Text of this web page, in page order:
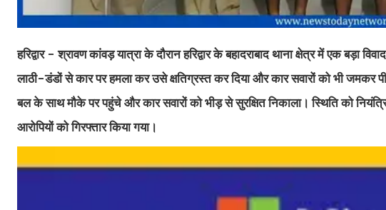
हरिद्वार - श्रावण कांवड़ यात्रा के दौरान हरिद्वार के बहादराबाद थाना क्षेत्र में एक
लाठी-डंडों से कार पर हमला कर उसे क्षतिग्रस्त कर दिया और कार सवारों को भी जमकर
बल के साथ मौके पर पहुंचे और कार सवारों को भीड़ से सुरक्षित निकाला। स्थिति को
आरोपियों को गिरफ्तार किया गया।